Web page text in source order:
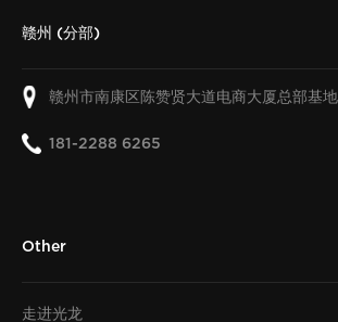
赣州 (分部)
赣州市南康区陈赞贤大道电商大厦总部基地
181-2288 6265
Other
走进光龙